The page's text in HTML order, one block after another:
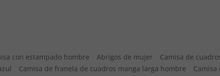
con estampado hombre Abrigos de mujer Camisa de
Camisa de franela de cuadros manga larga hombre Camisa